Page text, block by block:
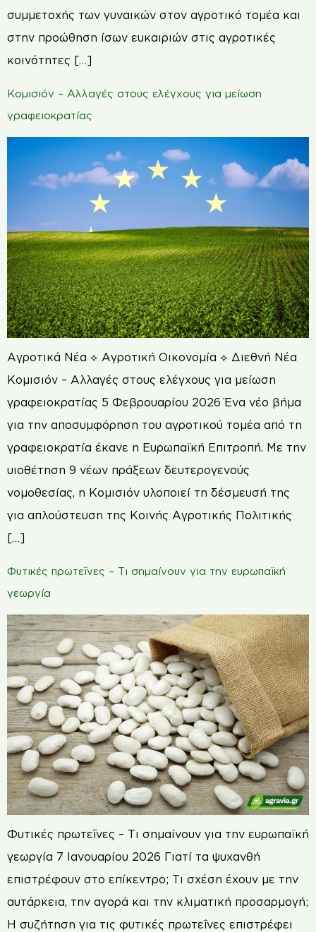
συμμετοχής των γυναικών στον αγροτικό τομέα και
στην προώθηση ίσων ευκαιριών στις αγροτικές
κοινότητες […]
Κομισιόν – Αλλαγές στους ελέγχους για μείωση
γραφειοκρατίας
Αγροτικά Νέα ⟡ Αγροτική Οικονομία ⟡ Διεθνή Νέα
Κομισιόν – Αλλαγές στους ελέγχους για μείωση
γραφειοκρατίας 5 Φεβρουαρίου 2026 Ένα νέο βήμα
για την αποσυμφόρηση του αγροτικού τομέα από τη
γραφειοκρατία έκανε η Ευρωπαϊκή Επιτροπή. Με την
υιοθέτηση 9 νέων πράξεων δευτερογενούς
νομοθεσίας, η Κομισιόν υλοποιεί τη δέσμευσή της
για απλούστευση της Κοινής Αγροτικής Πολιτικής
[…]
Φυτικές πρωτεΐνες – Τι σημαίνουν για την ευρωπαϊκή
γεωργία
Φυτικές πρωτεΐνες – Τι σημαίνουν για την ευρωπαϊκή
γεωργία 7 Ιανουαρίου 2026 Γιατί τα ψυχανθή
επιστρέφουν στο επίκεντρο; Τι σχέση έχουν με την
αυτάρκεια, την αγορά και την κλιματική προσαρμογή;
Η συζήτηση για τις φυτικές πρωτεΐνες επιστρέφει